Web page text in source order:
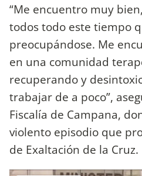
“Me encuentro muy
todos todo este tiempo
preocupándose. Me
en una comunidad
recuperando y
trabajar de a poco”,
Fiscalía de Campana,
violento episodio que
de Exaltación de la Cruz.